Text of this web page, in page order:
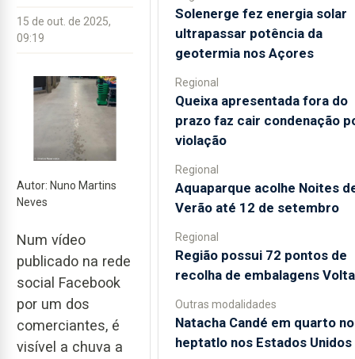
15 de out. de 2025,
09:19
Autor: Nuno Martins
Neves
Num vídeo
publicado na rede
social Facebook
por um dos
comerciantes, é
visível a chuva a
Solenerge fez energia solar
ultrapassar potência da
geotermia nos Açores
Regional
Queixa apresentada fora do
prazo faz cair condenação
violação
Regional
Aquaparque acolhe Noites
Verão até 12 de setembro
Regional
Região possui 72 pontos de
recolha de embalagens Volta
Outras modalidades
Natacha Candé em quarto no
heptatlo nos Estados Unidos